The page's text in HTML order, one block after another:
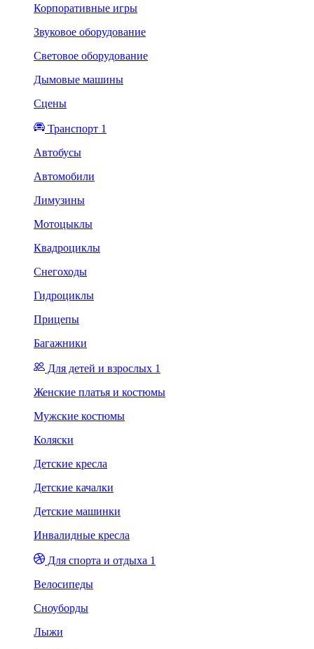
Корпоративные игры
Звуковое оборудование
Световое оборудование
Дымовые машины
Сцены
Транспорт 1
Автобусы
Автомобили
Лимузины
Мотоцыклы
Квадроциклы
Снегоходы
Гидроциклы
Прицепы
Багажники
Для детей и взрослых 1
Женские платья и костюмы
Мужские костюмы
Коляски
Детские кресла
Детские качалки
Детские машинки
Инвалидные кресла
Для спорта и отдыха 1
Велосипеды
Сноуборды
Лыжи